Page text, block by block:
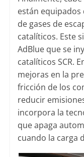
están
de gases de
catalíticos. Este
AdBlue que se
catalíticos SCR.
mejoras en la
fricción de los
reducir
incorpora la
que apaga
cuando la carga